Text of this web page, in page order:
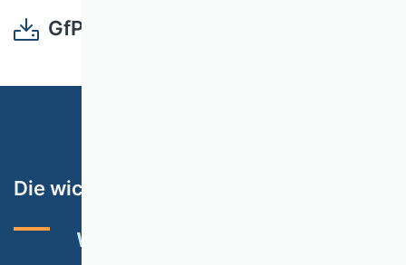
GfP04_Autorenschaften.pdf
Die wichtigsten Themen
VHB-RATING 2024